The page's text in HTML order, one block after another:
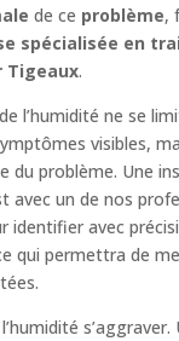
de ce problème,
spécialisée en
Tigeaux.
l’humidité ne se
visibles,
du problème. Une
avec un de nos
identifier avec
qui permettra de